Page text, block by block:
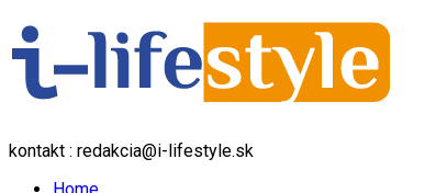
kontakt : redakcia@i-lifestyle.sk